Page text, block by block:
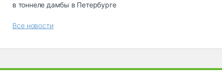
в тоннеле дамбы в Петербурге
Все новости